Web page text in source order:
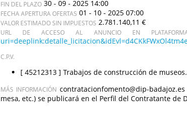
FIN DEL PLAZO 30 - 09 - 2025 14:00
FECHA APERTURA OFERTAS 01 - 10 - 2025 07:00
VALOR ESTIMADO SIN IMPUESTOS 2.781.140,11 €
URL DE ACCESO AL ANUNCIO EN
C.P.V.
[ 45212313 ] Trabajos de construcción de museos.
MÁS INFORMACIÓN contratacionfomento@dip-
mesa, etc.) se publicará en el Perfil del Contratante